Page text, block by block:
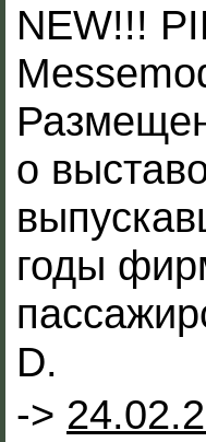
NEW!!!
о
годы
D.
->